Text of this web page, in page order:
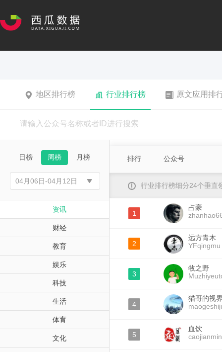
地区排行榜 行业排行榜 原文应用排
日榜 周榜 月榜
资讯
财经
教育
娱乐
科技
生活
体育
文化
排行 公众号
行业排行榜细分24个垂直
1
占豪
2
远方青木
YFqingmu
3
牧之野
4
猫哥的视
5
血饮